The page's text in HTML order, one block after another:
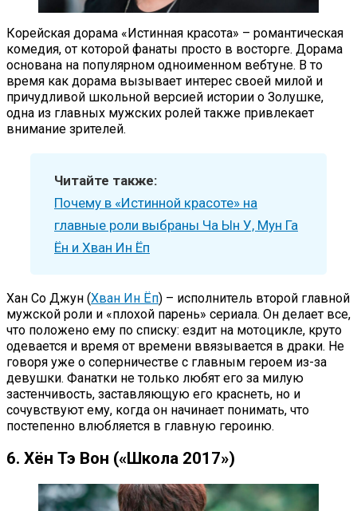
Корейская дорама «Истинная красота» – романтическая
комедия, от которой фанаты просто в восторге. Дорама
основана на популярном одноименном вебтуне. В то
время как дорама вызывает интерес своей милой и
причудливой школьной версией истории о Золушке,
одна из главных мужских ролей также привлекает
внимание зрителей.
Читайте также:
Почему в «Истинной красоте» на
главные роли выбраны Ча Ын У, Мун Га
Ён и Хван Ин Ёп
Хан Со Джун (Хван Ин Ёп) – исполнитель второй главной
мужской роли и «плохой парень» сериала. Он делает все,
что положено ему по списку: ездит на мотоцикле, круто
одевается и время от времени ввязывается в драки. Не
говоря уже о соперничестве с главным героем из-за
девушки. Фанатки не только любят его за милую
застенчивость, заставляющую его краснеть, но и
сочувствуют ему, когда он начинает понимать, что
постепенно влюбляется в главную героиню.
6. Хён Тэ Вон («Школа 2017»)